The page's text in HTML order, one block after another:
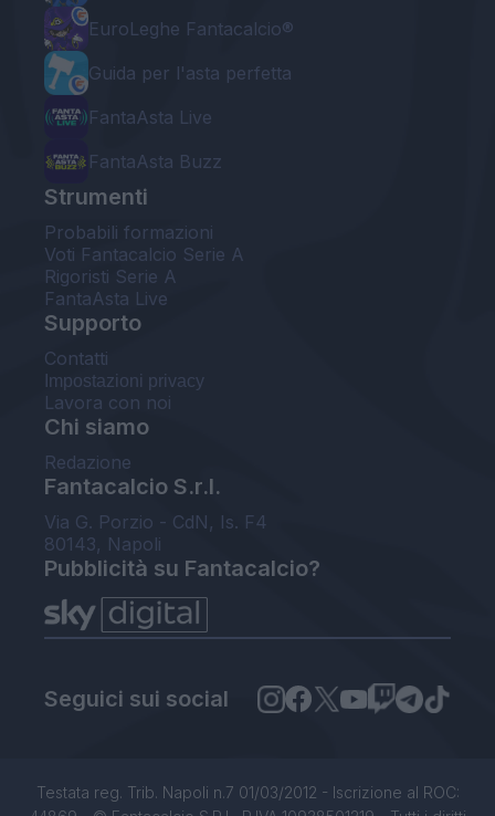
EuroLeghe Fantacalcio®
Guida per l'asta perfetta
FantaAsta Live
FantaAsta Buzz
Strumenti
Probabili formazioni
Voti Fantacalcio Serie A
Rigoristi Serie A
FantaAsta Live
Supporto
Contatti
Impostazioni privacy
Lavora con noi
Chi siamo
Redazione
Fantacalcio S.r.l.
Via G. Porzio - CdN, Is. F4
80143, Napoli
Pubblicità su Fantacalcio?
Seguici sui social
Testata reg. Trib. Napoli n.7 01/03/2012 - Iscrizione al ROC: